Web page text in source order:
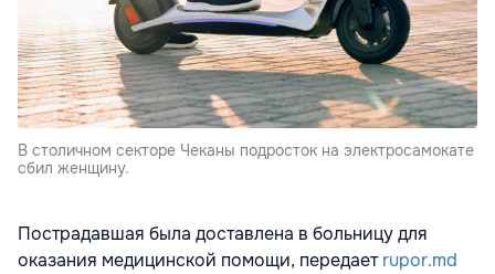
В столичном секторе Чеканы подросток на электросамокате
сбил женщину.
Пострадавшая была доставлена в больницу для
оказания медицинской помощи, передаетrupor.md